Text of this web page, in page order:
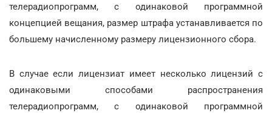
телерадиопрограмм, с одинаковой программной
концепцией вещания, размер штрафа устанавливается по
большему начисленному размеру лицензионного сбора.
В случае если лицензиат имеет несколько лицензий с
одинаковыми способами распространения
телерадиопрограмм, с одинаковой программной